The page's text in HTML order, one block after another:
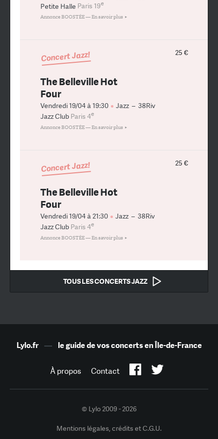
Petite Halle Paris 19e
Annonce BOOSTÉE —En savoir plus
25 €
Concert Jazz!
The Belleville Hot
Four
Vendredi 19/04 à 19:30 Jazz – 38Riv
Jazz Club Paris 4e
Annonce BOOSTÉE —En savoir plus
25 €
Concert Jazz!
The Belleville Hot
Four
Vendredi 19/04 à 21:30 Jazz – 38Riv
Jazz Club Paris 4e
Annonce BOOSTÉE —En savoir plus
TOUS LES CONCERTS JAZZ
Lylo.fr— le guide de vos concerts en Île-de-France
À propos Contact
© Lylo 2009 - 2026
Mentions légales, crédits et C.G.U.